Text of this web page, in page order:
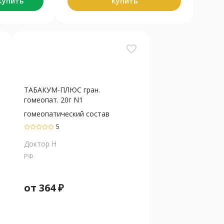
favorite_border
ТАБАКУМ-ПЛЮС гран.
гомеопат. 20г N1
гомеопатический состав
5
Доктор Н
РФ
от 364₽